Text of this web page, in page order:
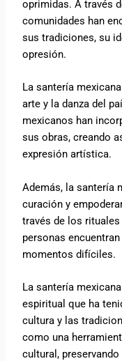
oprimidas. A través
comunidades han
sus tradiciones, su
opresión.
La santería
arte y la danza del
mexicanos han
sus obras, creando
expresión artística.
Además, la santería
curación y
través de los
personas
momentos difíciles.
La santería
espiritual que ha
cultura y las
como una
cultural,